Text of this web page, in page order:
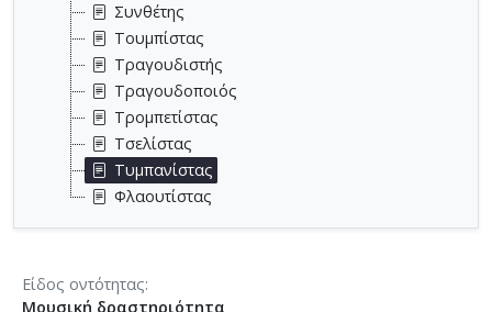
Συνθέτης
Τουμπίστας
Τραγουδιστής
Τραγουδοποιός
Τρομπετίστας
Τσελίστας
Τυμπανίστας
Φλαουτίστας
Είδος οντότητας
Μουσική δραστηριότητα